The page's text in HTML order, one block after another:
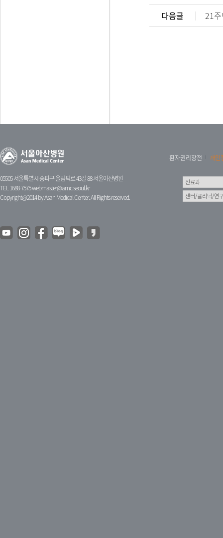
다음글
21
05505 서울특별시 송파구 올림픽로 43길 88 서울아산병원
TEL 1688-7575webmaster@amc.seoul.kr
Copyright@2014 by Asan Medical Center. All Rights reserved.
환자권리장전 개인